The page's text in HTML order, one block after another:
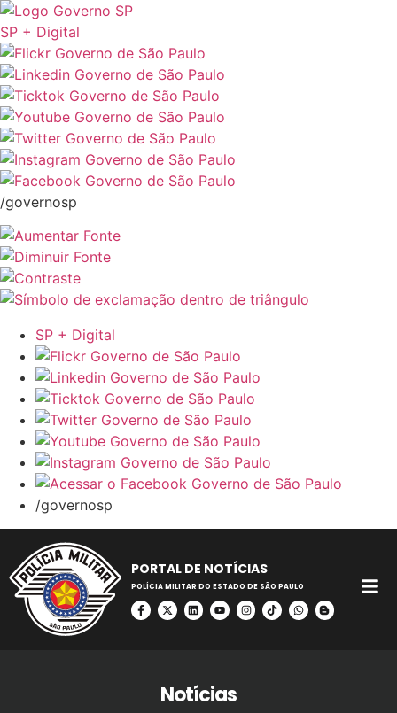
SP + Digital
/governosp
SP + Digital
/governosp
PORTAL DE NOTÍCIAS
POLÍCIA MILITAR DO ESTADO DE SÃO PAULO
Notícias